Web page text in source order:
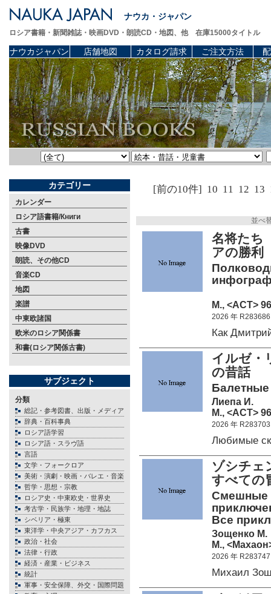
ナウカ・ジャパン
ロシア書籍・新聞雑誌・映画DVD・朗読CD・地図、他 在庫15000タイトル
ナウカジャパン 店舗地図 カタログ請求 ご注文方法
カテゴリー
カレンダー
ロシア語書籍/Книги
古書
映像DVD
朗読、その他CD
音楽CD
地図
楽譜
中東欧諸国
欧米のロシア関係書
和書(ロシア関係古書)
サブジェクト
分類
総記・参考図書、出版・メディア
辞典・百科事典
ロシア語学習
ロシア語・スラヴ語
言語
文学・フォークロア
美術・演劇・映画・バレエ・音楽
哲学・思想・宗教
ロシア史・中東欧史・世界史
考古学・民族学・地理・地誌
シベリア・極東
東洋学・中央アジア・カフカス
政治・社会
法律・行政
経済・産業・ビジネス
統計
軍事・安全保障、外交・国際問題
[前の10件] 10 11 12 13
並べ
名将たち
アの勝
М., <АСТ>
2026 年 R283686
Как
イルゼ・
の昔話
Балетные
Лиепа И.
М., <АСТ>
2026 年 R283703
Любимые
ゾシチ
すべて
Смешные
Все
Зощенко М.
М.,
2026 年 R283747
Михаил